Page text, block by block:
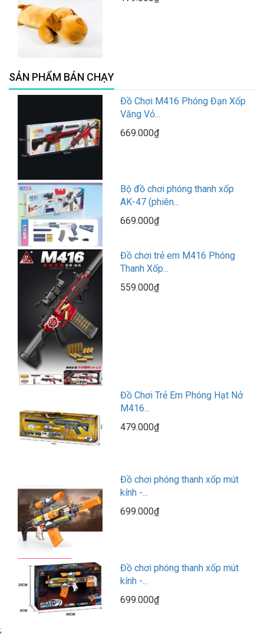
SẢN PHẨM BÁN CHẠY
Đồ Chơi M416 Phóng Đạn Xốp
Văng Vỏ...
669.000₫
Bộ đồ chơi phóng thanh xốp
AK-47 (phiên...
669.000₫
Đồ chơi trẻ em M416 Phóng
Thanh Xốp...
559.000₫
Đồ Chơi Trẻ Em Phóng Hạt Nở
M416...
479.000₫
Đồ chơi phóng thanh xốp mút
kính -...
699.000₫
Đồ chơi phóng thanh xốp mút
kính -...
699.000₫
;